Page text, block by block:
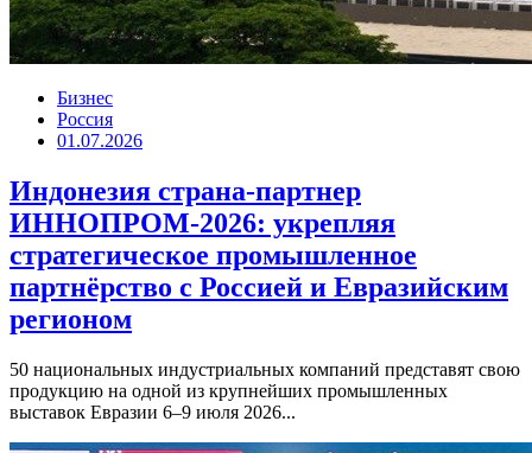
Бизнес
Россия
01.07.2026
Индонезия страна-партнер
ИННОПРОМ-2026: укрепляя
стратегическое промышленное
партнёрство с Россией и Евразийским
регионом
50 национальных индустриальных компаний представят свою
продукцию на одной из крупнейших промышленных
выставок Евразии 6–9 июля 2026...